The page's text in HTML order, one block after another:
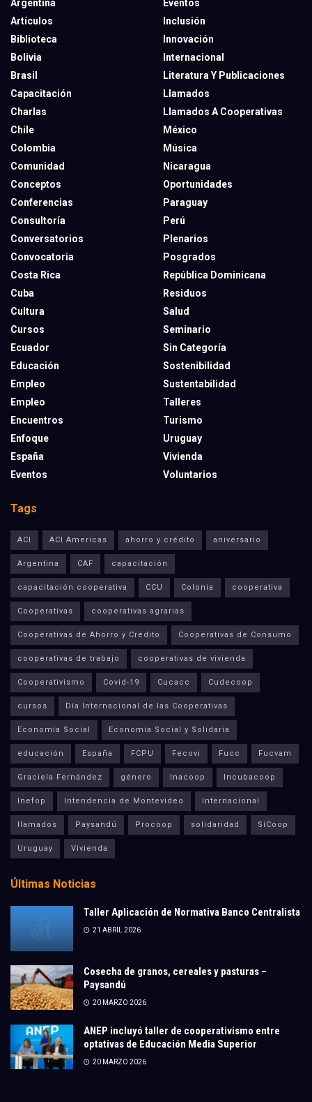
Argentina
Artículos
Biblioteca
Bolivia
Brasil
Capacitación
Charlas
Chile
Colombia
Comunidad
Conceptos
Conferencias
Consultoría
Conversatorios
Convocatoria
Costa Rica
Cuba
Cultura
Cursos
Ecuador
Educación
Empleo
Empleo
Encuentros
Enfoque
España
Eventos
Eventos
Inclusión
Innovación
Internacional
Literatura Y Publicaciones
Llamados
Llamados A Cooperativas
México
Música
Nicaragua
Oportunidades
Paraguay
Perú
Plenarios
Posgrados
República Dominicana
Residuos
Salud
Seminario
Sin Categoría
Sostenibilidad
Sustentabilidad
Talleres
Turismo
Uruguay
Vivienda
Voluntarios
Tags
ACI ACI Americas ahorro y crédito aniversario
Argentina CAF capacitación
capacitación cooperativa CCU Colonia cooperativa
Cooperativas cooperativas agrarias
Cooperativas de Ahorro y Crédito Cooperativas de Consumo
cooperativas de trabajo cooperativas de vivienda
Cooperativismo Covid-19 Cucacc Cudecoop
cursos Día Internacional de las Cooperativas
Economía Social Economía Social y Solidaria
educación España FCPU Fecovi Fucc Fucvam
Graciela Fernández género Inacoop Incubacoop
Inefop Intendencia de Montevideo Internacional
llamados Paysandú Procoop solidaridad SíCoop
Uruguay Vivienda
Últimas Noticias
Taller Aplicación de Normativa Banco Centralista
21 ABRIL 2026
Cosecha de granos, cereales y pasturas –
Paysandú
20 MARZO 2026
ANEP incluyó taller de cooperativismo entre
optativas de Educación Media Superior
20 MARZO 2026